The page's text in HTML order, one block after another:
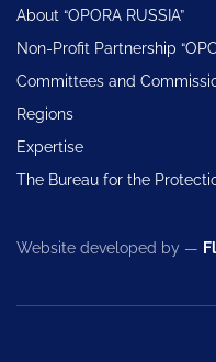
About “OPORA RUSSIA”
Non-Profit Partnership
Committees and
Regions
Expertise
The Bureau for the
Website developed by —